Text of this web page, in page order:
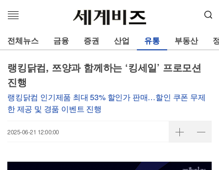
메
열
기
전체뉴스 금융 증권 산업 유통 부동산
랭킹닭컴, 쯔양과 함께하는 ‘킹세일’ 프로모션
진행
랭킹닭컴 인기제품 최대 53% 할인가 판매…할인 쿠폰 무제
한 제공 및 경품 이벤트 진행
2025-06-21 12:00:00